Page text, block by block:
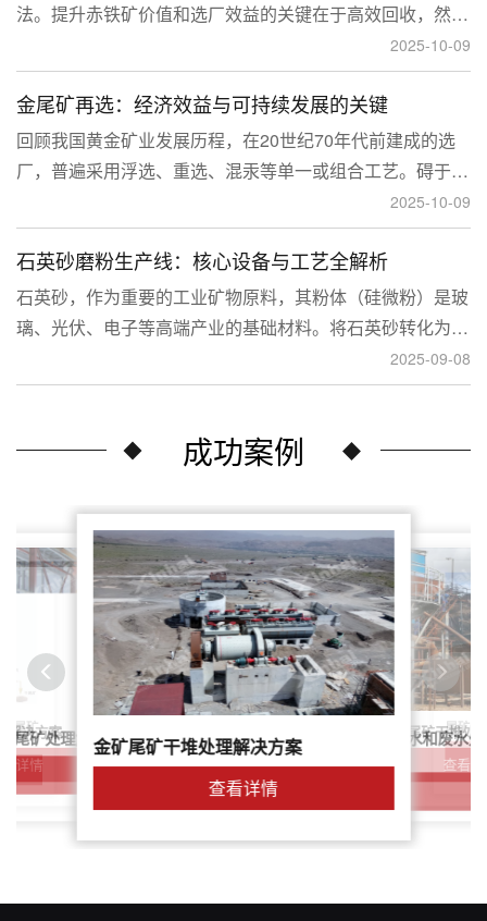
法。提升赤铁矿价值和选厂效益的关键在于高效回收，然
而，赤铁矿往往存在嵌布粒度细、易泥化、存在高硅铝杂质
等特征。利用传统的浮选工艺进行处理会面临回收率低、精
矿品位不稳定、药剂成本高等问题。
2025-10-09
金尾矿再选：经济效益与可持续发展的关键
回顾我国黄金矿业发展历程，在20世纪70年代前建成的选
厂，普遍采用浮选、重选、混汞等单一或组合工艺。碍于当
时选矿工艺水平的限制，回收率普遍较低，大量细粒金、包
裹金或与特定矿物共生的金流失到尾矿中，造成了巨大的经
济损失。
2025-10-09
石英砂磨粉生产线：核心设备与工艺全解析
石英砂，作为重要的工业矿物原料，其粉体（硅微粉）是玻
璃、光伏、电子等高端产业的基础材料。将石英砂转化为高
附加值的粉体，离不开一套专业的石英砂磨粉成套设备。本
文将从设备、工艺到应用，为您全面解析这条生产线。
2025-09-08
成功案例
尾矿
解决方案
详情
尾矿处理解决方案简介金矿尾矿干堆处理解决方案
查看详情
鑫海尾矿处理系统：尾矿水和废水
解决方案
针对稀土尾矿干堆处
查看
尾矿干